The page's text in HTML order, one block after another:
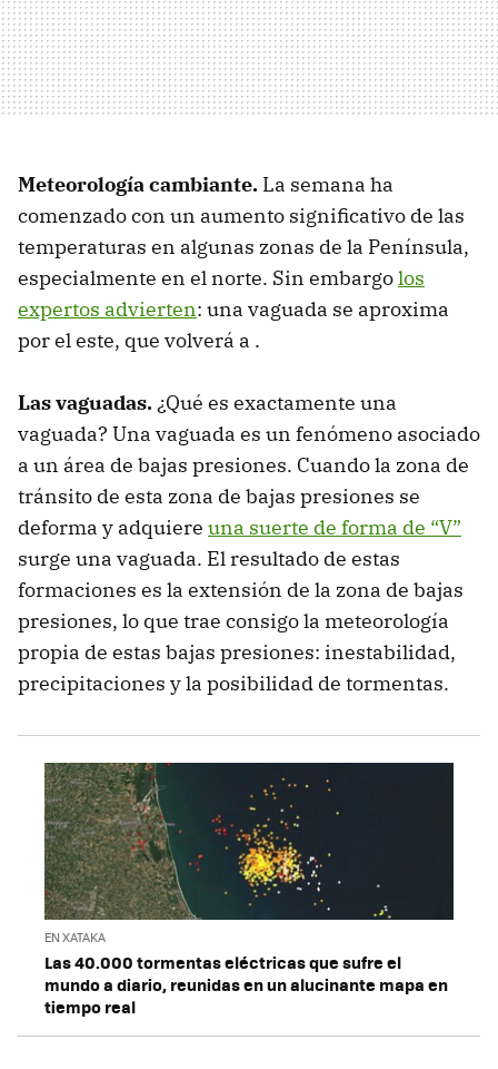
Meteorología cambiante. La semana ha
comenzado con un aumento significativo de las
temperaturas en algunas zonas de la Península,
especialmente en el norte. Sin embargolos
expertos advierten: una vaguada se aproxima
por el este, que volverá a .
Las vaguadas.¿Qué es exactamente una
vaguada? Una vaguada es un fenómeno asociado
a un área de bajas presiones. Cuando la zona de
tránsito de esta zona de bajas presiones se
deforma y adquiere una suerte de forma de “V”
surge una vaguada. El resultado de estas
formaciones es la extensión de la zona de bajas
presiones, lo que trae consigo la meteorología
propia de estas bajas presiones: inestabilidad,
precipitaciones y la posibilidad de tormentas.
EN XATAKA
Las 40.000 tormentas eléctricas que sufre el
mundo a diario, reunidas en un alucinante mapa en
tiempo real